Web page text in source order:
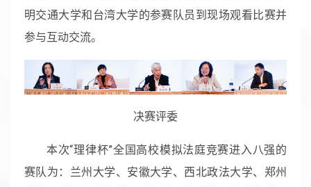
明交通大学和台湾大学的参赛队员到现场观看比赛并
参与互动交流。
决赛评委
本次“理律杯”全国高校模拟法庭竞赛进入八强的
赛队为：兰州大学、安徽大学、西北政法大学、郑州